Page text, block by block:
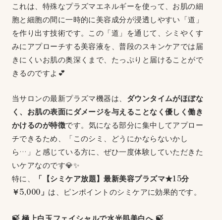
これは、特殊なプラズマエネルギーを使って、お肌の細
胞と細胞の間に一時的に美容成分が浸透しやすい「道」
を作り出す技術です。この「道」を通じて、シミやくす
みにアプローチする美容液を、普段のスキンケアでは届
きにくいお肌の奥深くまで、たっぷりと届けることがで
きるのですよ💕
当サロンの最新プラズマ機器は、 ダウンタイムがほぼな
く、お肌の表面にダメージを与えることなく優しく働き
かけるのが特徴です。気になる部分に集中してアプロー
チできるため、「このシミ、どうにかならないかし
ら…」と感じている方に、ぜひ一度体験していただきた
いケアなのです💎✨
特に、
「【シミケア放題】最新美容プラズマ★15分
￥5,000」 は、ピンポイントのシミケアに効果的です。
🍃 極上白玉フェイシャルで水光肌美白へ 🍃